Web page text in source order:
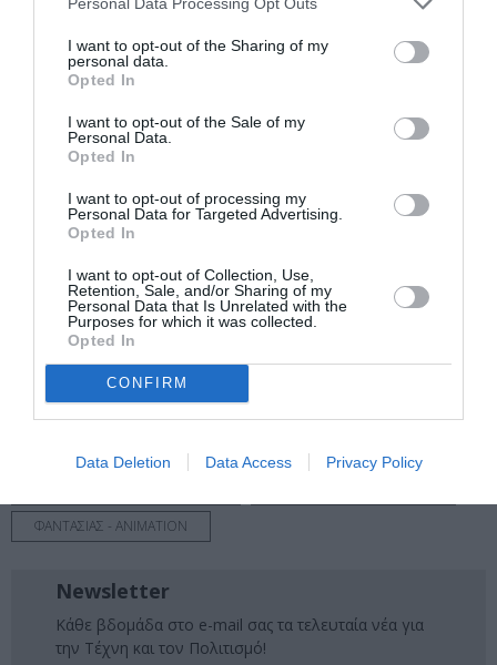
I want to opt-out of the Sharing of my
personal data.
Opted In
I want to opt-out of the Sale of my
Personal Data.
Opted In
I want to opt-out of processing my
Personal Data for Targeted Advertising.
Opted In
I want to opt-out of Collection, Use,
Retention, Sale, and/or Sharing of my
Personal Data that Is Unrelated with the
Purposes for which it was collected.
Opted In
CONFIRM
Data Deletion Data Access Privacy Policy
asifahellas.eu
Ακολουθήστε το Culturenow.gr στο Google News
μάθετε πρώτοι όλες τις ειδήσεις
Δείτε όλα τατελευταία νέαγια την Τέχνη και τον
Πολιτισμό στοCulturenow.gr
Νέοι Διαγωνισμοί❯
Tags
ΔΙΑΛΕΞΕΙΣ - ΟΜΙΛΙΕΣ
ΔΡΑΣΤΗΡΙΟΤΗΤΕΣ ΓΙΑ ΠΑΙΔΙΑ
ΔΩΡΕΑΝ ΕΚΔΗΛΩΣΕΙΣ
ΕΛΛΗΝΙΚΕΣ ΤΑΙΝΙΕΣ
ΕΛΛΗΝΙΚΟ ΚΕΝΤΡΟ ΚΙΝΗΜΑΤΟΓΡΑΦΟΥ
ΦΑΝΤΑΣΙΑΣ - ANIMATION
Newsletter
Κάθε βδομάδα στο e-mail σας τα τελευταία νέα για
την Τέχνη και τον Πολιτισμό!